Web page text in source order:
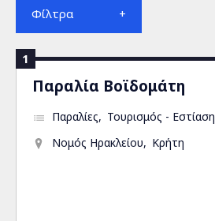
Φίλτρα
1
Παραλία Βοϊδομάτη
Παραλίες
Τουρισμός - Εστίαση
Νομός Ηρακλείου
Κρήτη